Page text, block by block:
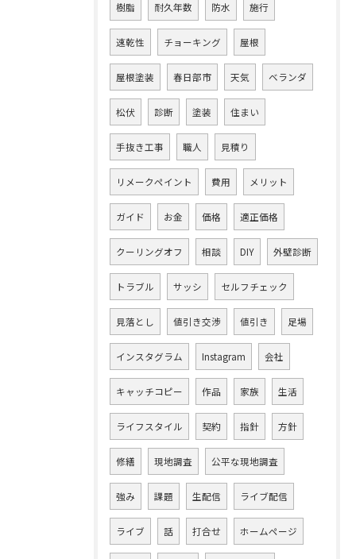
樹脂 耐久年数 防水 施行
速乾性 チョーキング 屋根
屋根塗装 春日部市 天気 ベランダ
松伏 診断 塗装 住まい
手抜き工事 職人 見積り
リメークペイント 費用 メリット
ガイド お金 価格 適正価格
クーリングオフ 相談 DIY 外壁診断
トラブル サッシ セルフチェック
見落とし 値引き交渉 値引き 足場
インスタグラム Instagram 会社
キャッチコピー 作品 家族 生活
ライフスタイル 契約 指針 方針
修繕 現地調査 公平な現地調査
強み 課題 生配信 ライブ配信
ライブ 話 打合せ ホームページ